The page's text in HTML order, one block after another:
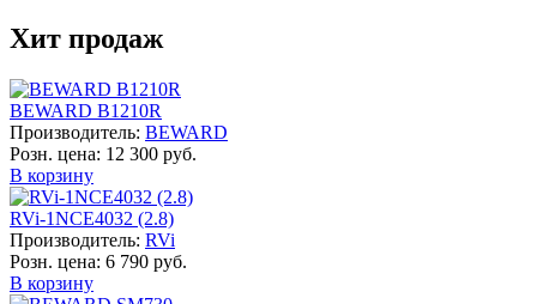
Хит продаж
BEWARD B1210R
Производитель: BEWARD
Розн. цена: 12 300 руб.
В корзину
RVi-1NCE4032 (2.8)
Производитель: RVi
Розн. цена: 6 790 руб.
В корзину